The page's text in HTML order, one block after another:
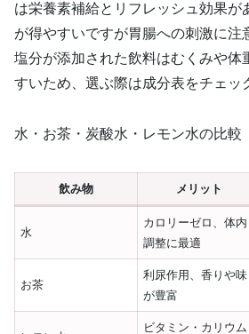
は栄養素補給とリフレッシュ効果が
が得やすいですが胃腸への刺激に注
塩分が添加された飲料はむくみや体
すいため、選ぶ際は成分表をチェッ
水・お茶・炭酸水・レモン水の比較
飲み物 メリット
水
カロリーゼロ、体内
調整に最適
お茶
利尿作用、香りや味
が豊富
ビタミン・カリウム